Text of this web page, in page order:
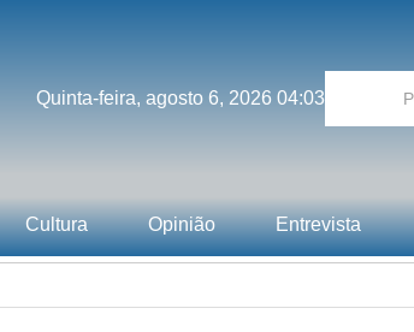
Quinta-feira, agosto 6, 2026 04:03
Cultura Opinião Entrevista